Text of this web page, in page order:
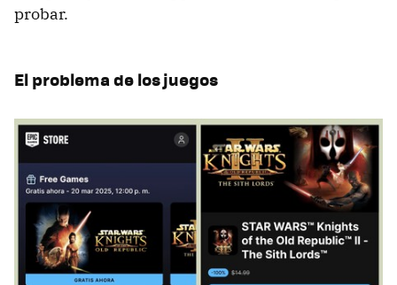
probar.
El problema de los juegos